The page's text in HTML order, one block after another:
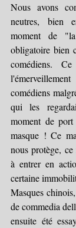
Nous avons
neutres, bien
moment de
obligatoire bien
comédiens.
comédiens
qui les
moment de
masque ! Ce
nous protège,
à entrer en
certaine
Masques
de commedia
ensuite été